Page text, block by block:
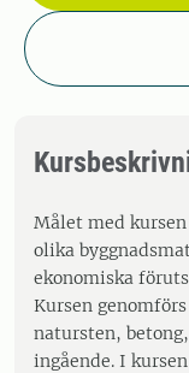
Målet med
olika
ekonomiska
Kursen
natursten,
ingående. I